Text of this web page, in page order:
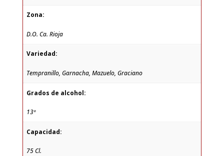
Zona:
D.O. Ca. Rioja
Variedad:
Tempranillo, Garnacha, Mazuelo, Graciano
Grados de alcohol:
13º
Capacidad:
75 Cl.